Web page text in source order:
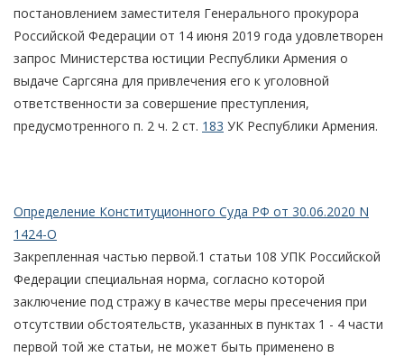
постановлением заместителя Генерального прокурора
Российской Федерации от 14 июня 2019 года удовлетворен
запрос Министерства юстиции Республики Армения о
выдаче Саргсяна для привлечения его к уголовной
ответственности за совершение преступления,
предусмотренного п. 2 ч. 2 ст. 183 УК Республики Армения.
Определение Конституционного Суда РФ от 30.06.2020 N
1424-О
Закрепленная частью первой.1 статьи 108 УПК Российской
Федерации специальная норма, согласно которой
заключение под стражу в качестве меры пресечения при
отсутствии обстоятельств, указанных в пунктах 1 - 4 части
первой той же статьи, не может быть применено в